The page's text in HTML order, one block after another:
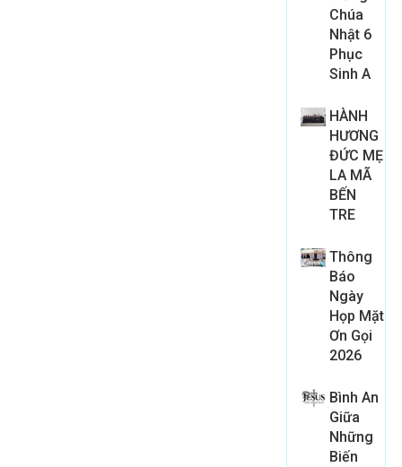
Chúa
Nhật 6
Phục
Sinh A
HÀNH
HƯƠNG
ĐỨC MẸ
LA MÃ
BẾN
TRE
Thông
Báo
Ngày
Họp Mặt
Ơn Gọi
2026
Bình An
Giữa
Những
Biến